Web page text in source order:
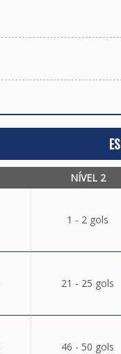
NÍVEL 2
1 - 2 gols
21 - 25 gols
46 - 50 gols